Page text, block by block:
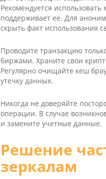
Рекомендуется
поддерживает ее. Для
скрыть факт использования
Проводите транзакцию
биржами. Храните свои
Регулярно очищайте кеш
утечку данных.
Никогда не доверяйте
операции. В случае
и замените учетные данные.
Решение
зеркалам